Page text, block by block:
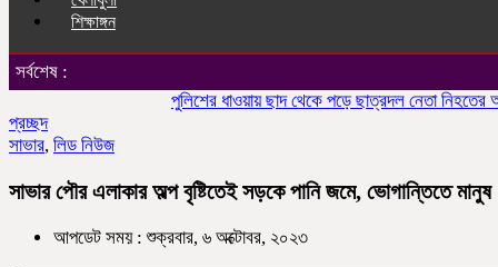
শিক্ষাঙ্গন
সর্বশেষ :
পুলিশের ধাওয়ায় ছাদ থেকে পড়ে ছাত্রদল নেতা নিহতের
প্রচ্ছদ
সাভার, লিড নিউজ
সাভার পৌর এলাকার অল্প বৃষ্টিতেই সড়কে পানি জমে, ভোগান্তিতে মানুষ
আপডেট সময় : শুক্রবার, ৬ অক্টোবর, ২০২৩